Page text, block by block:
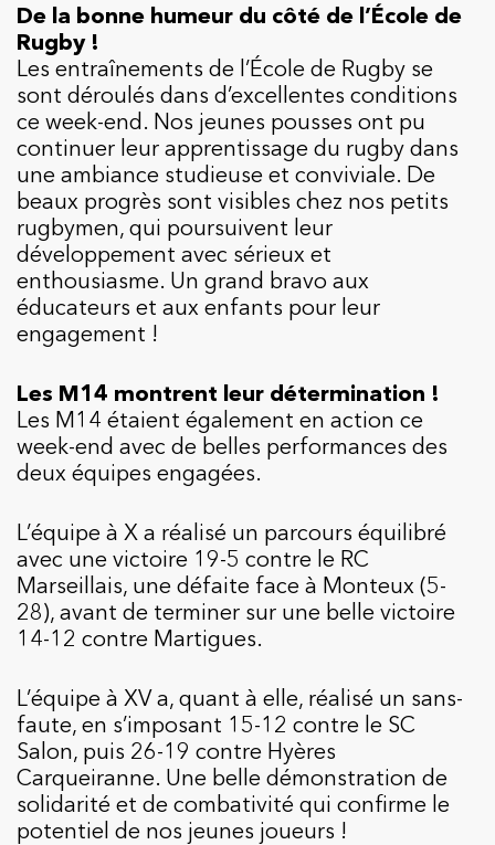
De la bonne humeur du côté de l’École de
Rugby !
Les entraînements de l’École de Rugby se
sont déroulés dans d’excellentes conditions
ce week-end. Nos jeunes pousses ont pu
continuer leur apprentissage du rugby dans
une ambiance studieuse et conviviale. De
beaux progrès sont visibles chez nos petits
rugbymen, qui poursuivent leur
développement avec sérieux et
enthousiasme. Un grand bravo aux
éducateurs et aux enfants pour leur
engagement !
Les M14 montrent leur détermination !
Les M14 étaient également en action ce
week-end avec de belles performances des
deux équipes engagées.
L’équipe à X a réalisé un parcours équilibré
avec une victoire 19-5 contre le RC
Marseillais, une défaite face à Monteux (5-
28), avant de terminer sur une belle victoire
14-12 contre Martigues.
L’équipe à XV a, quant à elle, réalisé un sans-
faute, en s’imposant 15-12 contre le SC
Salon, puis 26-19 contre Hyères
Carqueiranne. Une belle démonstration de
solidarité et de combativité qui confirme le
potentiel de nos jeunes joueurs !